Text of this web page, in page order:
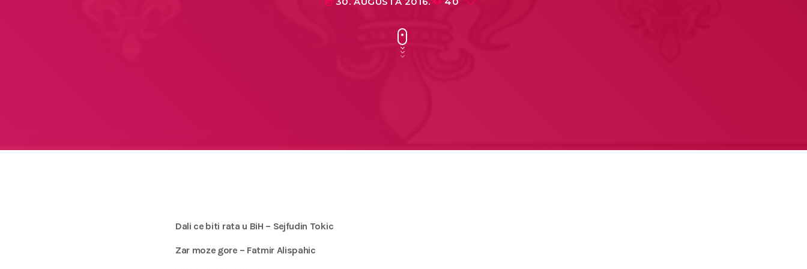
today
Dali ce biti rata u BiH – Sejfudin Tokic
Zar moze gore – Fatmir Alispahic